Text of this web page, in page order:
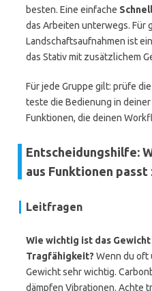
besten. Eine einfache
das Arbeiten unterwegs. Für
Landschaftsaufnahmen ist ein
das Stativ mit zusätzlichem
Für jede Gruppe gilt: prüfe die
teste die Bedienung in
Funktionen, die deinen
Entscheidungshilfe:
aus Funktionen passt
Leitfragen
Wie wichtig ist das
Tragfähigkeit? Wenn du oft
Gewicht sehr wichtig.
dämpfen Vibrationen. Achte